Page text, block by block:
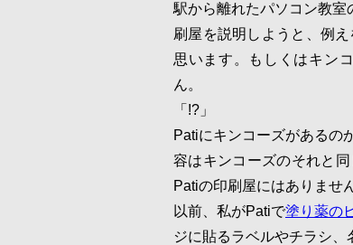
駅から離れたパソコン教
刷屋を説明しようと、例
思います。もしくはキン
ん。
「!?」
Patiにキンコーズがあるの
容はキンコーズのそれと
Patiの印刷屋にはありませ
以前、私がPatiで塗り薬の
ジに貼るラベルやチラシ、